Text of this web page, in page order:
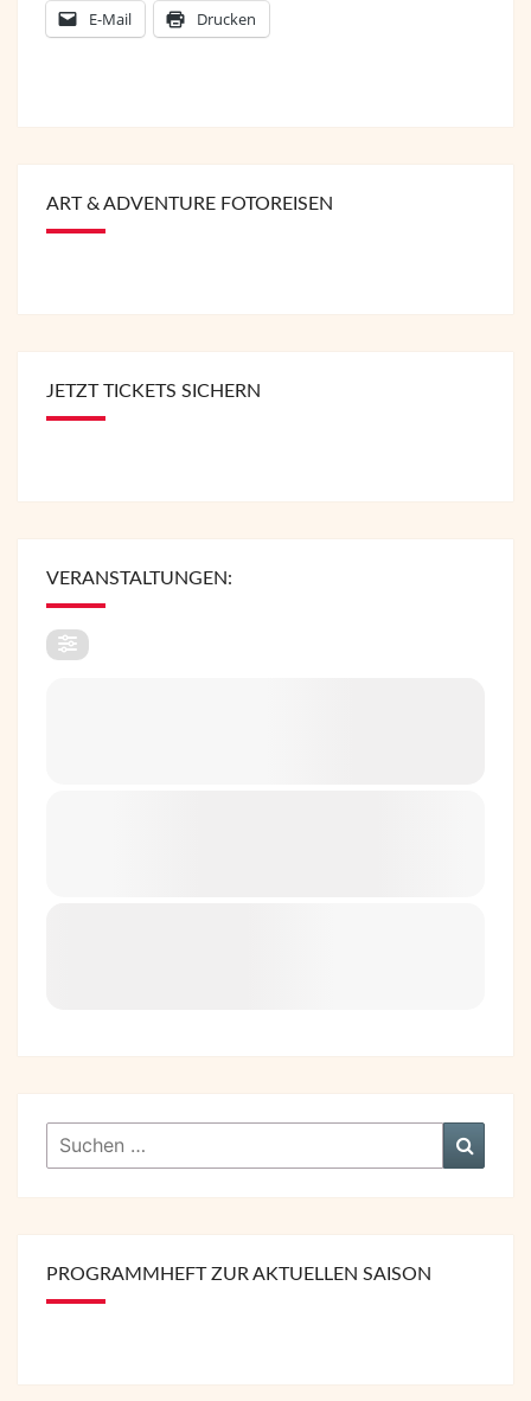
E-Mail Drucken
ART & ADVENTURE FOTOREISEN
JETZT TICKETS SICHERN
VERANSTALTUNGEN:
Suchen
nach:
PROGRAMMHEFT ZUR AKTUELLEN SAISON